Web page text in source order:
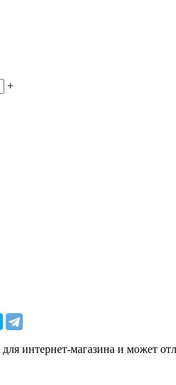
+
интернет-магазина и может